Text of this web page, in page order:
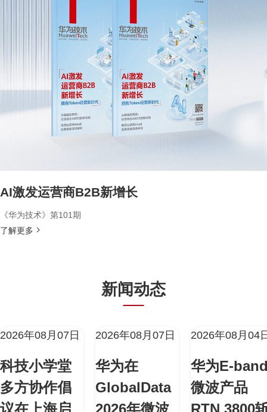
AI激发运营商B2B新增长
《华为技术》第101期
了解更多
新闻动态
2026年08月07日
科技小学堂
多方协作倡
议在上海启
2026年08月07日
华为在
GlobalData
2026年微波
2026年08月04
华为E-
微波产品
RTN 3800